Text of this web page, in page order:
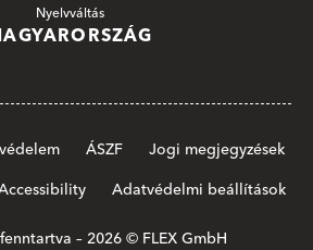
Nyelvváltás
ÁSZF
Jogi megjegyzések
Adatvédelmi beállítások
– 2026 © FLEX GmbH